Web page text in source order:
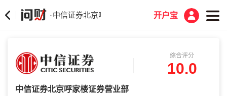
·中信证券北京呼家楼证券营业部开户宝
综合评分
10.0
中信证券北京呼家楼证券营业部